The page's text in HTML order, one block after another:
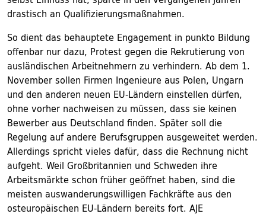
drastisch an Qualifizierungsmaßnahmen.
So dient das behauptete Engagement in punkto Bildung
offenbar nur dazu, Protest gegen die Rekrutierung von
ausländischen Arbeitnehmern zu verhindern. Ab dem 1.
November sollen Firmen Ingenieure aus Polen, Ungarn
und den anderen neuen EU-Ländern einstellen dürfen,
ohne vorher nachweisen zu müssen, dass sie keinen
Bewerber aus Deutschland finden. Später soll die
Regelung auf andere Berufsgruppen ausgeweitet werden.
Allerdings spricht vieles dafür, dass die Rechnung nicht
aufgeht. Weil Großbritannien und Schweden ihre
Arbeitsmärkte schon früher geöffnet haben, sind die
meisten auswanderungswilligen Fachkräfte aus den
osteuropäischen EU-Ländern bereits fort. AJE